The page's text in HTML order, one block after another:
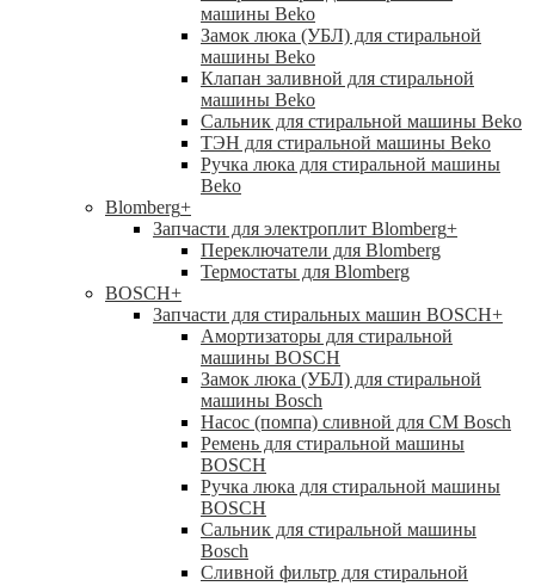
машины Beko
Замок люка (УБЛ) для стиральной
машины Beko
Клапан заливной для стиральной
машины Beko
Сальник для стиральной машины Beko
ТЭН для стиральной машины Beko
Ручка люка для стиральной машины
Beko
Blomberg+
Запчасти для электроплит Blomberg+
Переключатели для Blomberg
Термостаты для Blomberg
BOSCH+
Запчасти для стиральных машин BOSCH+
Амортизаторы для стиральной
машины BOSCH
Замок люка (УБЛ) для стиральной
машины Bosch
Насос (помпа) сливной для СМ Bosch
Ремень для стиральной машины
BOSCH
Ручка люка для стиральной машины
BOSCH
Сальник для стиральной машины
Bosch
Сливной фильтр для стиральной